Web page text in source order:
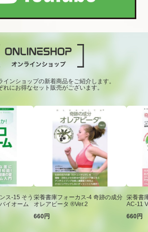
インショップの新着商品をご紹介します。
れにお得なセット販売がございます。
ス-15 そう
イオーム
栄養書庫フォーカス-4 奇跡の成分
オレアビータ ®Ver.2
660円
栄養書
AC-11
660円